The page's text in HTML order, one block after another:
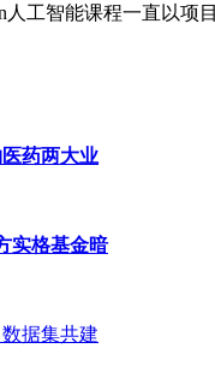
人工智能课程一直以项
药两大业
实格基金暗
据集共建